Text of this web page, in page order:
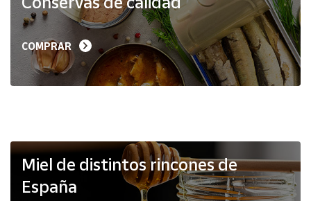
Ayuda
Vendedores
Mapa de
COMPRAR
Miel de distintos rincones de
España